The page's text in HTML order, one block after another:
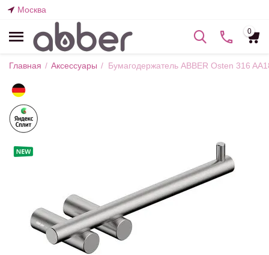
Москва
0
Главная / Аксессуары / Бумагодержатель ABBER Osten 316